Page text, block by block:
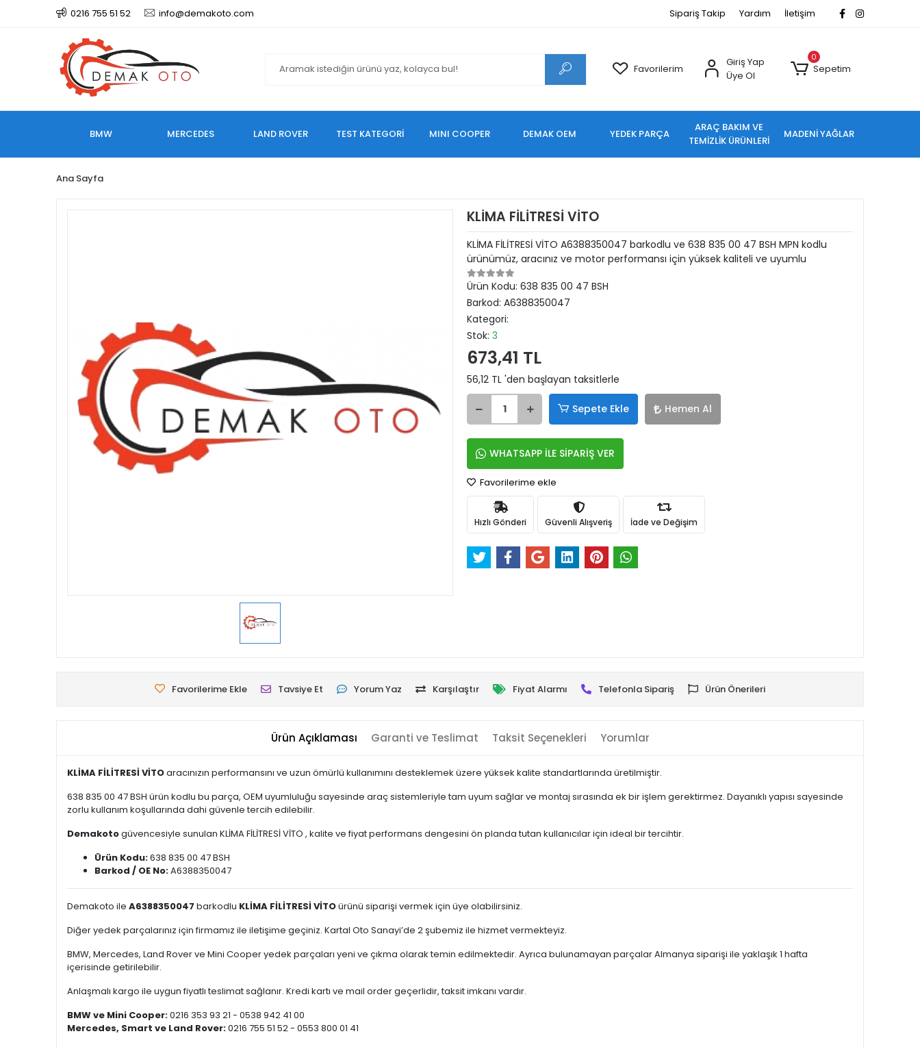
0216 755 51 52 info@demakoto.com Sipariş Takip Yardım İletişim
Favorilerim
Giriş Yap
Üye Ol
0
Sepetim
BMW MERCEDES LAND ROVER TEST KATEGORİ MINI COOPER DEMAK OEM YEDEK PARÇA
ARAÇ BAKIM VE
TEMİZLİK ÜRÜNLERİ
MADENİ YAĞLAR
Ana Sayfa
KLİMA FİLİTRESİ VİTO
KLİMA FİLİTRESİ VİTO A6388350047 barkodlu ve 638 835 00 47 BSH MPN kodlu
ürünümüz, aracınız ve motor performansı için yüksek kaliteli ve uyumlu
Ürün Kodu: 638 835 00 47 BSH
Barkod: A6388350047
Kategori:
Stok: 3
673,41 TL
56,12 TL 'den başlayan taksitlerle
Sepete Ekle Hemen Al
WHATSAPP İLE SİPARİŞ VER
Favorilerime ekle
Hızlı Gönderi Güvenli Alışveriş İade ve Değişim
Favorilerime Ekle Tavsiye Et Yorum Yaz Karşılaştır Fiyat Alarmı Telefonla Sipariş Ürün Önerileri
Ürün Açıklaması Garanti ve Teslimat Taksit Seçenekleri Yorumlar
KLİMA FİLİTRESİ VİTOaracınızın performansını ve uzun ömürlü kullanımını desteklemek üzere yüksek kalite standartlarında üretilmiştir.
638 835 00 47 BSH ürün kodlu bu parça, OEM uyumluluğu sayesinde araç sistemleriyle tam uyum sağlar ve montaj sırasında ek bir işlem gerektirmez. Dayanıklı yapısı sayesinde
zorlu kullanım koşullarında dahi güvenle tercih edilebilir.
Demakotogüvencesiyle sunulan KLİMA FİLİTRESİ VİTO , kalite ve fiyat performans dengesini ön planda tutan kullanıcılar için ideal bir tercihtir.
Ürün Kodu:638 835 00 47 BSH
Barkod / OE No:A6388350047
Demakoto ile A6388350047 barkodlu KLİMA FİLİTRESİ VİTOürünü siparişi vermek için üye olabilirsiniz.
Diğer yedek parçalarınız için firmamız ile iletişime geçiniz. Kartal Oto Sanayi’de 2 şubemiz ile hizmet vermekteyiz.
BMW, Mercedes, Land Rover ve Mini Cooper yedek parçaları yeni ve çıkma olarak temin edilmektedir. Ayrıca bulunamayan parçalar Almanya siparişi ile yaklaşık 1 hafta
içerisinde getirilebilir.
Anlaşmalı kargo ile uygun fiyatlı teslimat sağlanır. Kredi kartı ve mail order geçerlidir, taksit imkanı vardır.
BMW ve Mini Cooper:0216 353 93 21 - 0538 942 41 00
Mercedes, Smart ve Land Rover:0216 755 51 52 - 0553 800 01 41